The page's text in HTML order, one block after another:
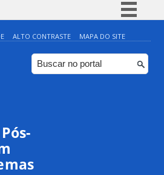
Simplifique!
Comunica BR
Participe
ALTO CONTRASTE MAPA DO SITE